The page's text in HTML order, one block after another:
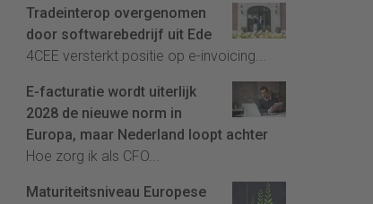
Tradeinterop overgenomen
door softwarebedrijf uit Ede
4CEE versterkt positie op e-invoicing...
E-facturatie wordt uiterlijk
2028 de nieuwe norm in
Europa, maar Nederland loopt achter
Hoe zorg ik als CFO...
Maturiteitsniveau Europese